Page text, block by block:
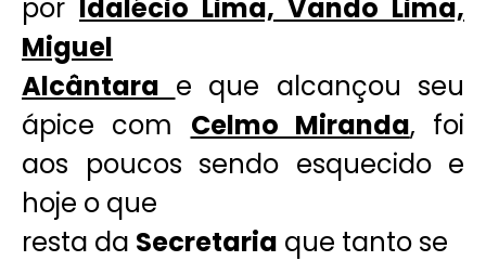
por Idalécio Lima, Vando Lima,
Miguel
Alcântara e que alcançou seu
ápice com Celmo Miranda, foi
aos poucos sendo esquecido e
hoje o que
resta da Secretaria que tanto se